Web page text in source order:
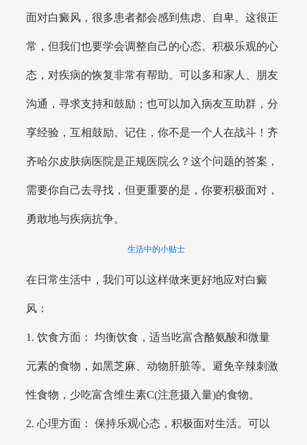
面对白癜风，很多患者都会感到焦虑、自卑。这很正
常，但我们也要学会调整自己的心态。积极乐观的心
态，对疾病的恢复非常有帮助。可以多和家人、朋友
沟通，寻求支持和鼓励；也可以加入病友互助群，分
享经验，互相鼓励。记住，你不是一个人在战斗！齐
齐哈尔皮肤病医院是正规医院么？这个问题的答案，
需要你自己去寻找，但更重要的是，你要积极面对，
勇敢地与疾病抗争。
生活中的小贴士
在日常生活中，我们可以这样做来更好地应对白癜
风：
1. 饮食方面： 均衡饮食，适当吃富含酪氨酸和微量
元素的食物，如黑芝麻、动物肝脏等。避免辛辣刺激
性食物，少吃富含维生素C(注意摄入量)的食物。
2. 心理方面： 保持乐观心态，积极面对生活。可以